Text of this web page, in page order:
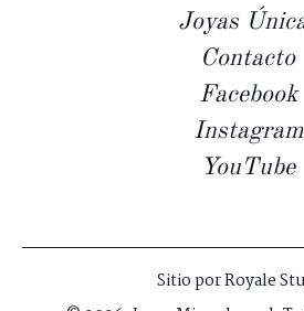
Joyas
Contacto
Facebook
Instagram
YouTube
Sitio porRoyale